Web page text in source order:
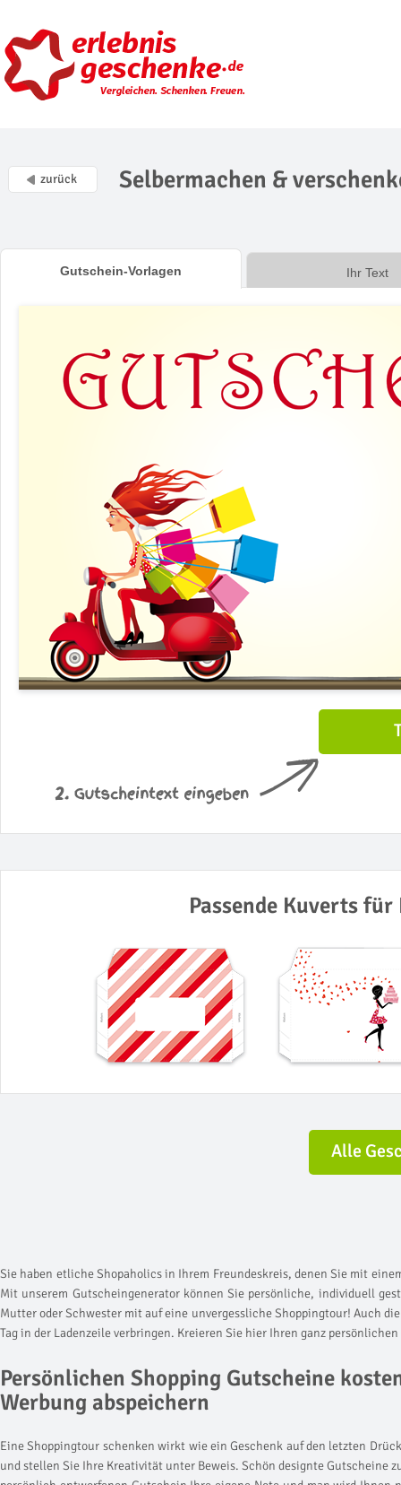
zurück Selbermachen &
Gutschein-Vorlagen Ihr Text
Passende Kuverts
Alle
Sie haben etliche Shopaholics in Ihrem Freundeskreis, denen Sie mit
Mit unserem Gutscheingenerator können Sie persönliche, individuell
Mutter oder Schwester mit auf eine unvergessliche Shoppingtour! Auch
Tag in der Ladenzeile verbringen. Kreieren Sie hier Ihren ganz
Persönlichen Shopping Gutscheine
Werbung abspeichern
Eine Shoppingtour schenken wirkt wie ein Geschenk auf den letzten
und stellen Sie Ihre Kreativität unter Beweis. Schön designte Gutscheine